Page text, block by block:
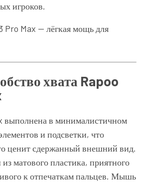
игроков.
хвата Rapoo
выполнена в минималистичном
и подсветки, что
ценит сдержанный внешний вид.
матового пластика, приятного
к отпечаткам пальцев. Мышь